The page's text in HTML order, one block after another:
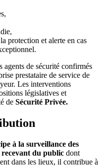
protection et alerte en cas
agents de sécurité confirmés
prestataire de service de
Les interventions
législatives et
de Sécurité Privée.
à la surveillance des
recevant du public dont
dans les lieux, il contribue à